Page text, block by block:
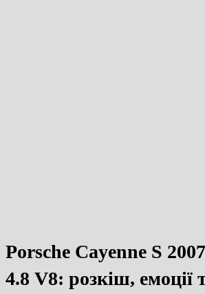
Porsche Cayenne S
4.8 V8: розкіш, емоції